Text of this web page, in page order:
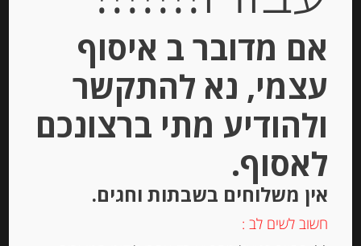
Out of
שנה BELLEI LUIGI
אם מדובר ב איסוף
עצמי, נא להתקשר
ולהודיע מתי ברצונכם
לאסוף.
אין משלוחים בשבתות וחגים.
חשוב לשים לב :